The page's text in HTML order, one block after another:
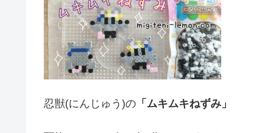
忍獣(にんじゅう)の 「ムキムキねずみ」